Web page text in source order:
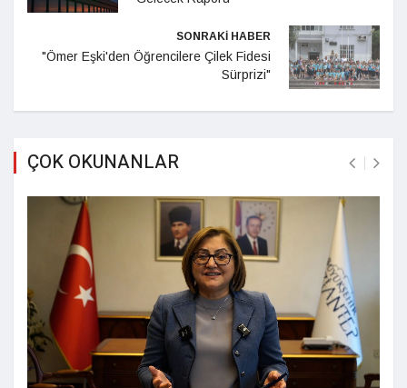
SONRAKİ HABER
"Ömer Eşki'den Öğrencilere Çilek Fidesi
Sürprizi"
ÇOK OKUNANLAR